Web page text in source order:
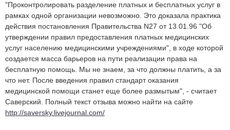
"Проконтролировать разделение платных и бесплатных услуг в
рамках одной организации невозможно. Это доказала практика
действия постановления Правительства N27 от 13.01.96 "Об
утверждении правил предоставления платных медицинских
услуг населению медицинскими учреждениями", в ходе которой
создается масса барьеров на пути реализации права на
бесплатную помощь. Мы не знаем, за что должны платить, а за
что нет. После введения правил стандарт оказания
медицинской помощи станет еще более размытым", - считает
Саверский. Полный текст отзыва можно найти на сайте
http://saversky.livejournal.com/